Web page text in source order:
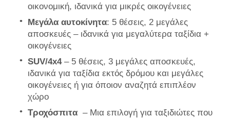
οικονομική, ιδανικά για μικρές οικογένειες
Μεγάλα αυτοκίνητα: 5 θέσεις, 2 μεγάλες
αποσκευές – ιδανικά για μεγαλύτερα ταξίδια +
οικογένειες
SUV/4x4– 5 θέσεις, 3 μεγάλες αποσκευές,
ιδανικά για ταξίδια εκτός δρόμου και μεγάλες
οικογένειες ή για όποιον αναζητά επιπλέον
χώρο
Τροχόσπιτα– Μια επιλογή για ταξιδιώτες που